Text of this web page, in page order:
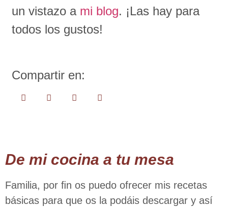
un vistazo a mi blog. ¡Las hay para
todos los gustos!
Compartir en:
De mi cocina a tu mesa
Familia, por ﬁn os puedo ofrecer mis recetas
básicas para que os la podáis descargar y así